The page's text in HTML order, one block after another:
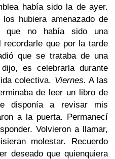
había sido la de ayer.
hubiera amenazado de
que no había sido una
que por la tarde
que se trataba de una
es celebrarla durante
colectiva. Viernes. A las
de leer un libro de
disponía a revisar mis
a la puerta. Permanecí
Volvieron a llamar,
molestar. Recuerdo
deseado que quienquiera